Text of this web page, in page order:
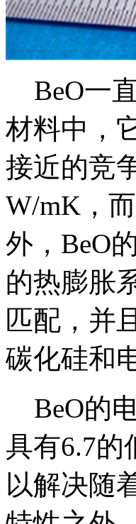
BeO一
材料中，
接近的竞
W/mK，
外，BeO
的热膨胀
匹配，并
碳化硅和
BeO的
具有6.7的
以解决随